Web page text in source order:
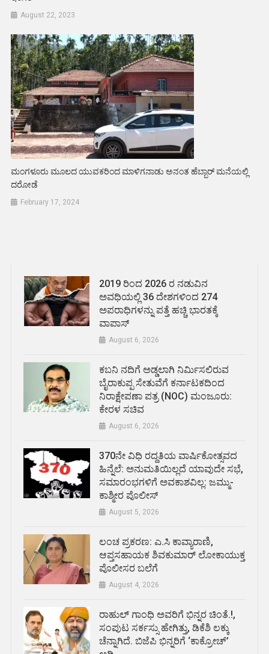
August 22, 2023
ಮಂಗಳೂರು ಮೂಲದ ಯುವಕರಿಂದ ಮಾಳಿಗನಾಡು ಅನಂತ ಹೆಬ್ಬಾರ್ ಮನೆಯಲ್ಲಿ
ದರೋಡೆ
February 17, 2024
2019 ರಿಂದ 2026 ರ ನಡುವಿನ
ಅವಧಿಯಲ್ಲಿ 36 ದೇಶಗಳಿಂದ 274
ಅಪರಾಧಿಗಳನ್ನು ಪತ್ತೆ ಹಚ್ಚಿ ಭಾರತಕ್ಕೆ
ವಾಪಾಸ್
August 6, 2026
ಕಬನಿ ನದಿಗೆ ಅಡ್ಡಲಾಗಿ ನಿರ್ಮಿಸಲಿರುವ
ಬೈರಾಕುಪ್ಪ ಸೇತುವೆಗೆ ಕರ್ನಾಟಕದಿಂದ
ನಿರಾಕ್ಷೇಪಣಾ ಪತ್ರ (NOC) ಮಂಜೂರು:
ಕೇರಳ ಸಚಿವ
August 6, 2026
370ನೇ ವಿಧಿ ರದ್ದತಿಯ ವಾರ್ಷಿಕೋತ್ಸವದ
ಹಿನ್ನೆಲೆ: ಅನುಮತಿಯಿಲ್ಲದೆ ಯಾವುದೇ ಸಭೆ,
ಸಮಾರಂಭಗಳಿಗೆ ಅವಕಾಶವಿಲ್ಲ: ಜಮ್ಮು-
ಕಾಶ್ಮೀರ ಪೊಲೀಸ್
August 5, 2026
ಲಂಚ ಪ್ರಕರಣ: ಎ.ಸಿ ಕಾವ್ಯಾರಾಣಿ,
ಆಪ್ತಸಹಾಯಕ ಶಿವಕುಮಾರ್‌ ಲೋಕಾಯುಕ್ತ
ಪೊಲೀಸರ ಬಲೆಗೆ
August 4, 2026
ರಾಹುಲ್ ಗಾಂಧಿ ಅವರಿಗೆ ಭಿನ್ನರ ಚಿಂತೆ.!,
ಸಂಪುಟ ಸರ್ಕಸ್ಸು ಹೇಗಿತ್ತು, ಡಿಕೆಶಿ ಲಕ್ಕು
ಚೆನ್ನಾಗಿದೆ. ಬಿಜೆಪಿ ಭಿನ್ನರಿಗೆ ‘ಕಾಕ್ರೋಚ್’